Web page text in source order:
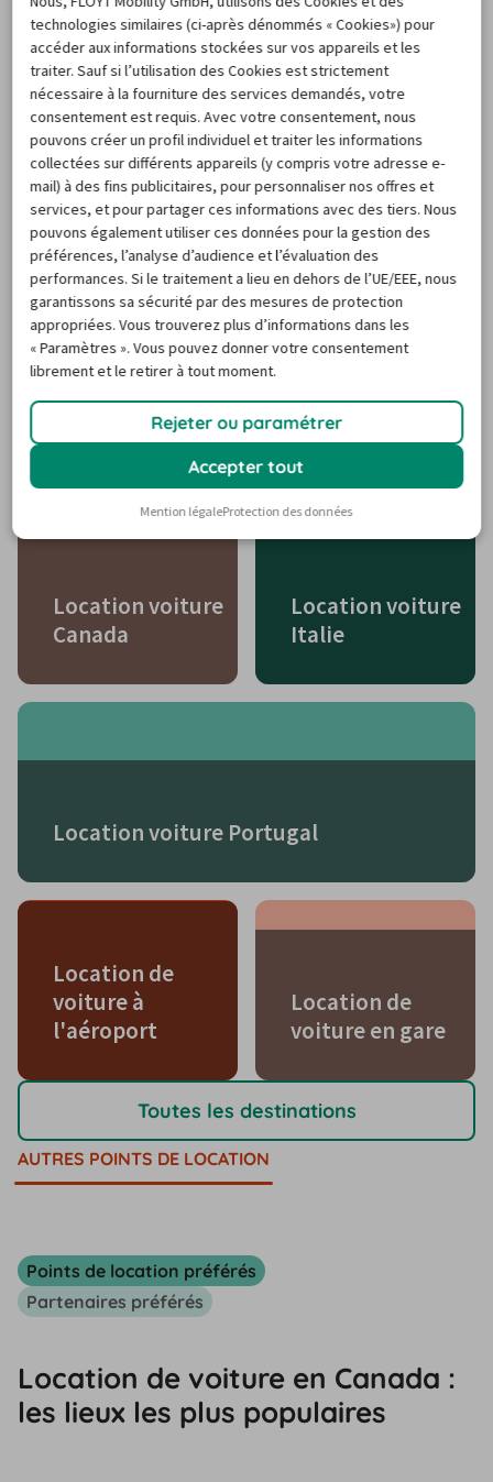
Destinations de voyage
populaires
Location voiture Corse
Location voiture
France
Location voiture
USA
Location voiture
Canada
Location voiture
Italie
Location voiture Portugal
Location de
voiture à
l'aéroport
Location de
voiture en gare
Toutes les destinations
AUTRES POINTS DE LOCATION
Points de location préférés
Partenaires préférés
Location de voiture en Canada :
les lieux les plus populaires
technologies similaires (ci-après dénommés « Cookies») pour
accéder aux informations stockées sur vos appareils et les
traiter. Sauf si l’utilisation des Cookies est strictement
nécessaire à la fourniture des services demandés, votre
consentement est requis. Avec votre consentement, nous
pouvons créer un profil individuel et traiter les informations
collectées sur différents appareils (y compris votre adresse e-
mail) à des fins publicitaires, pour personnaliser nos offres et
services, et pour partager ces informations avec des tiers. Nous
pouvons également utiliser ces données pour la gestion des
préférences, l’analyse d’audience et l’évaluation des
performances. Si le traitement a lieu en dehors de l’UE/EEE, nous
garantissons sa sécurité par des mesures de protection
appropriées. Vous trouverez plus d’informations dans les
« Paramètres ». Vous pouvez donner votre consentement
librement et le retirer à tout moment.
Rejeter ou paramétrer
Accepter tout
Mention légaleProtection des données